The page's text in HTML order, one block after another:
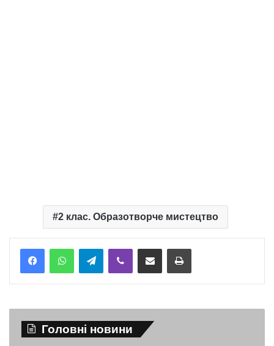
2 клас. Образотворче мистецтво
TelegramViber Надіслати електронною поштоюНадрукувати
Головні новини